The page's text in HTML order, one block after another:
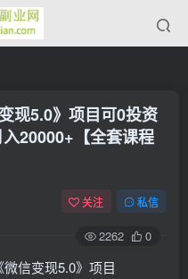
现5.0》项目可0投资
20000+【全套课程
关注 私信
2262 0